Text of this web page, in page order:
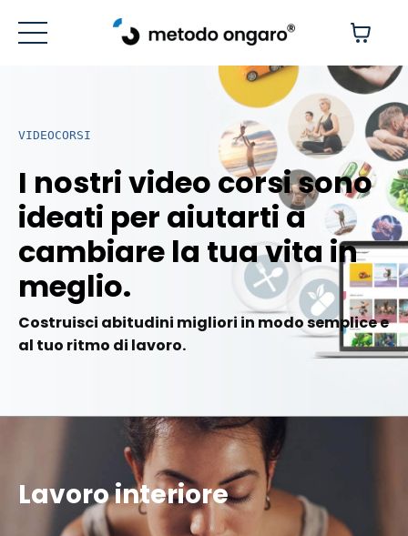
VIDEOCORSI
I nostri video corsi sono
ideati per aiutarti a
cambiare la tua vita in
meglio.
Costruisci abitudini migliori in modo semplice e
al tuo ritmo di lavoro.
Lavoro interiore